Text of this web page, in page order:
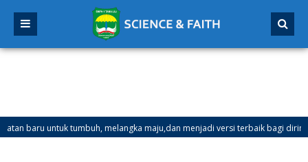
baru untuk tumbuh, melangka maju,dan menjadi versi terbaik bagi dirimu.
Ganjil Mulai Tanggal 21 Desember 2025 sd Tanggal 4 Januari 2026